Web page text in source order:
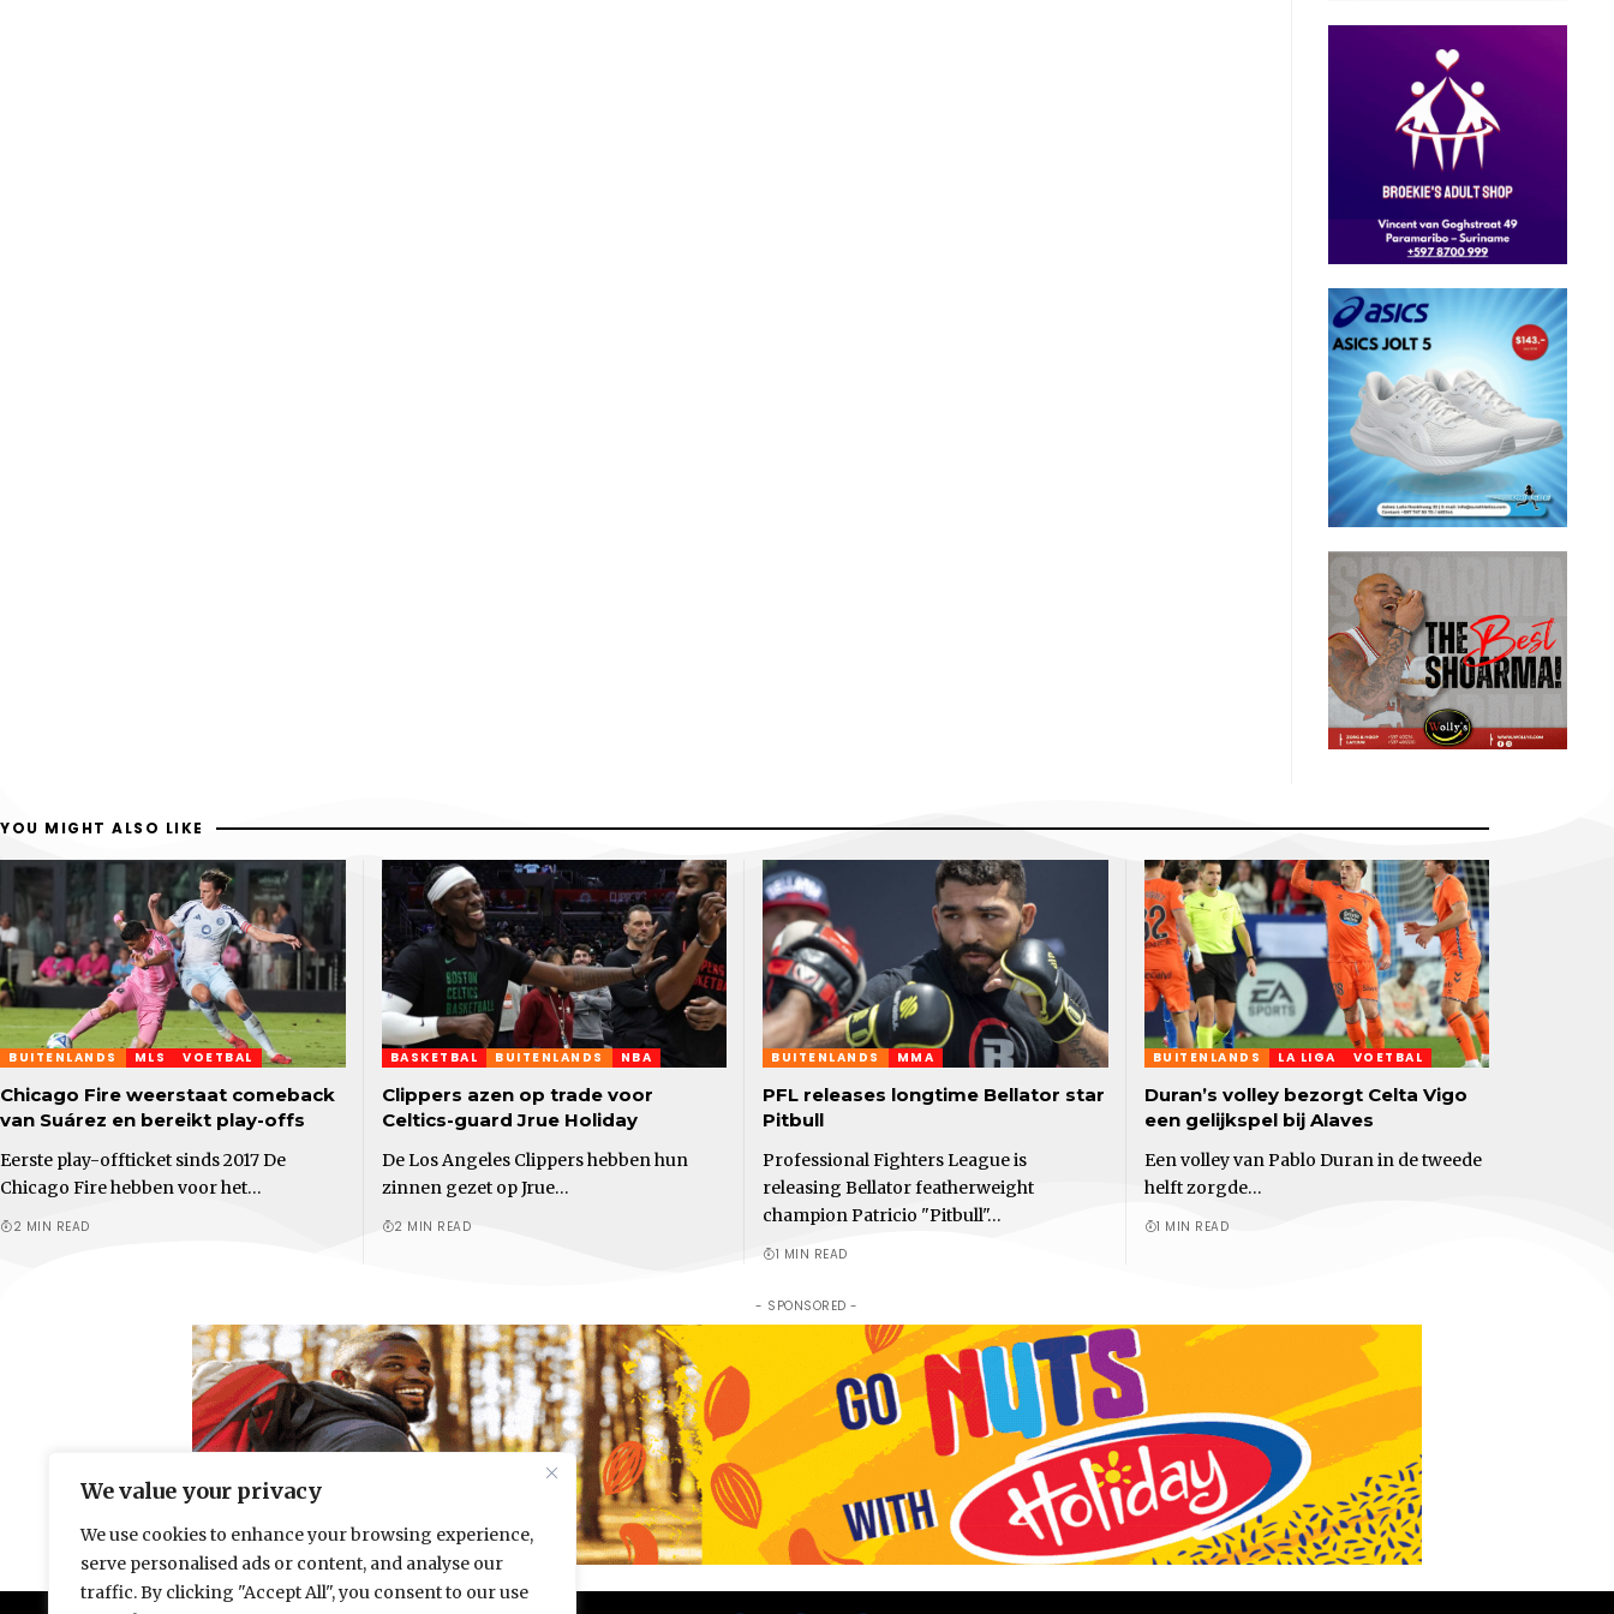
We value your privacy
We use cookies to enhance your browsing experience,
serve personalised ads or content, and analyse our
traffic. By clicking "Accept All", you consent to our use
YOU MIGHT ALSO LIKE
BUITENLANDS MLS VOETBAL
Chicago Fire weerstaat comeback
van Suárez en bereikt play-offs
Eerste play-offticket sinds 2017 De
Chicago Fire hebben voor het…
2 MIN READ
BASKETBAL BUITENLANDS NBA
Clippers azen op trade voor
Celtics-guard Jrue Holiday
De Los Angeles Clippers hebben hun
zinnen gezet op Jrue…
2 MIN READ
BUITENLANDS MMA
PFL releases longtime Bellator star
Pitbull
Professional Fighters League is
releasing Bellator featherweight
champion Patricio "Pitbull"…
1 MIN READ
BUITENLANDS LA LIGA VOETBAL
Duran’s volley bezorgt Celta Vigo
een gelijkspel bij Alaves
Een volley van Pablo Duran in de tweede
helft zorgde…
1 MIN READ
- SPONSORED -